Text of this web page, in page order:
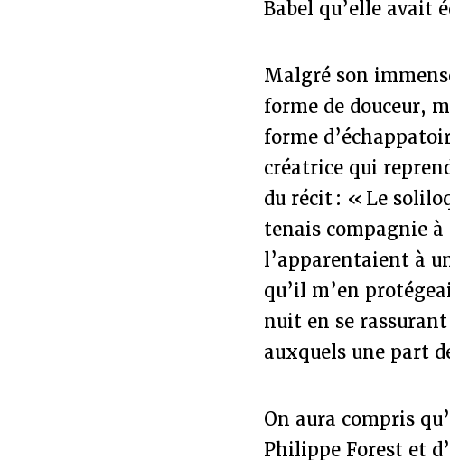
Babel qu’elle avait
Malgré son
forme de douceur,
forme
créatrice qui
du récit : « Le
tenais compagnie
l’apparentaient à
qu’il m’en
nuit en se
auxquels une part
On aura compris
Philippe Forest et